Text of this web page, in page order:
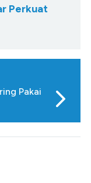
Perkuat
Pakai